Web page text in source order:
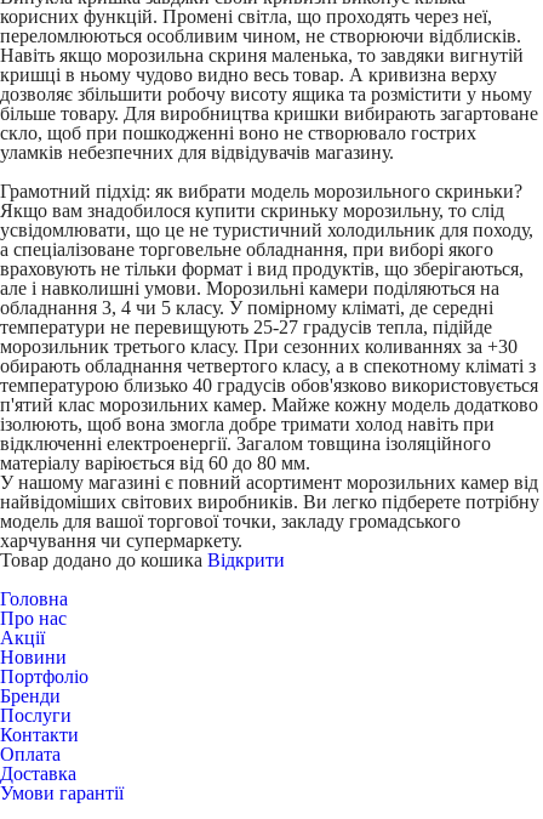
корисних функцій. Промені світла, що проходять через неї,
переломлюються особливим чином, не створюючи відблисків.
Навіть якщо морозильна скриня маленька, то завдяки вигнутій
кришці в ньому чудово видно весь товар. А кривизна верху
дозволяє збільшити робочу висоту ящика та розмістити у ньому
більше товару. Для виробництва кришки вибирають загартоване
скло, щоб при пошкодженні воно не створювало гострих
уламків небезпечних для відвідувачів магазину.
Грамотний підхід: як вибрати модель морозильного скриньки?
Якщо вам знадобилося купити скриньку морозильну, то слід
усвідомлювати, що це не туристичний холодильник для походу,
а спеціалізоване торговельне обладнання, при виборі якого
враховують не тільки формат і вид продуктів, що зберігаються,
але і навколишні умови. Морозильні камери поділяються на
обладнання 3, 4 чи 5 класу. У помірному кліматі, де середні
температури не перевищують 25-27 градусів тепла, підійде
морозильник третього класу. При сезонних коливаннях за +30
обирають обладнання четвертого класу, а в спекотному кліматі з
температурою близько 40 градусів обов'язково використовується
п'ятий клас морозильних камер. Майже кожну модель додатково
ізолюють, щоб вона змогла добре тримати холод навіть при
відключенні електроенергії. Загалом товщина ізоляційного
матеріалу варіюється від 60 до 80 мм.
У нашому магазині є повний асортимент морозильних камер від
найвідоміших світових виробників. Ви легко підберете потрібну
модель для вашої торгової точки, закладу громадського
харчування чи супермаркету.
Товар додано до кошика Відкрити
Головна
Про нас
Акції
Новини
Портфоліо
Бренди
Послуги
Контакти
Оплата
Доставка
Умови гарантії